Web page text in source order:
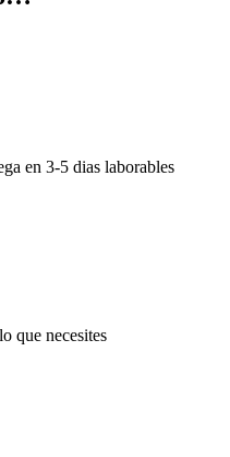
en 3-5 dias laborables
que necesites